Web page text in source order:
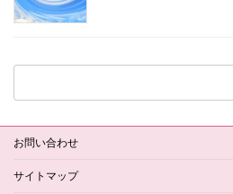
検
お問い合わせ
サイトマップ